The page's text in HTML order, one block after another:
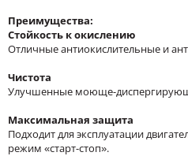
Преимущества:
Стойкость к окислению
Отличные антиокислительные и
Чистота
Улучшенные моюще-
Максимальная защита
Подходит для эксплуатации
режим «старт-стоп».